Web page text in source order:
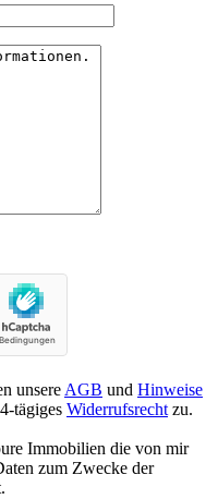
unsere AGB und Hinweise
tägiges Widerrufsrecht zu.
Immobilien die von mir
zum Zwecke der